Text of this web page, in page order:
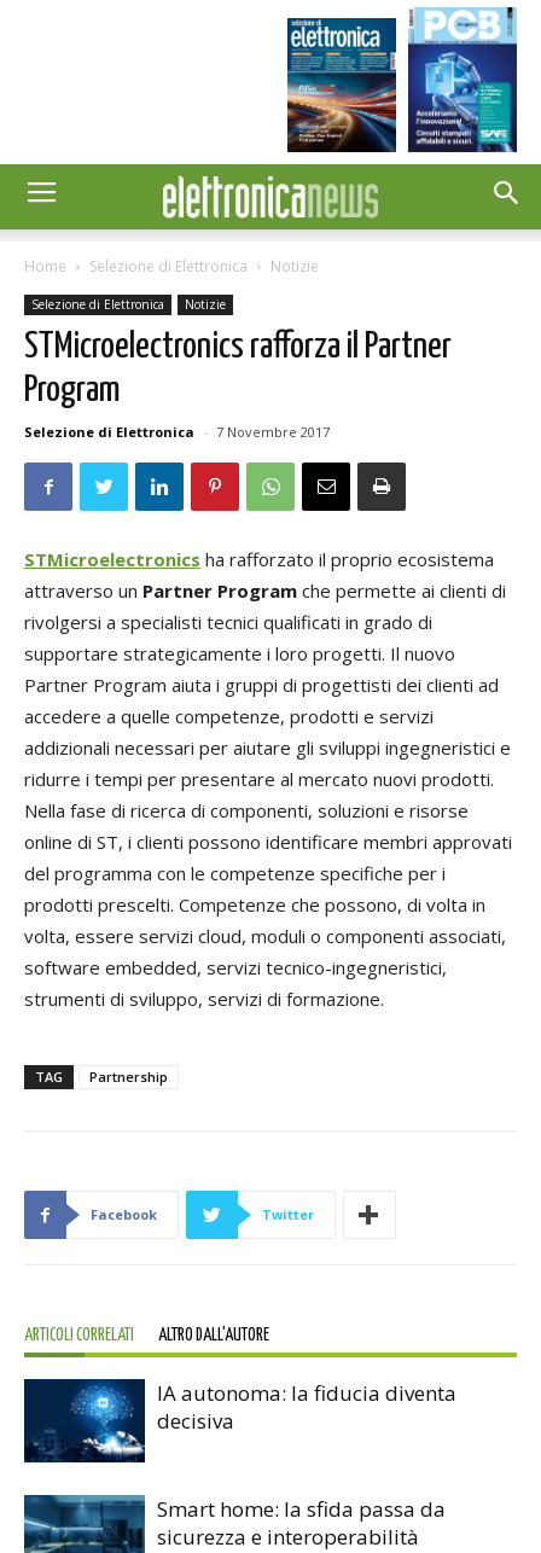
Home Selezione di Elettronica Notizie
Selezione di Elettronica Notizie
STMicroelectronics rafforza il Partner
Program
Selezione di Elettronica - 7 Novembre 2017
STMicroelectronics ha rafforzato il proprio ecosistema
attraverso un Partner Program che permette ai clienti di
rivolgersi a specialisti tecnici qualificati in grado di
supportare strategicamente i loro progetti. Il nuovo
Partner Program aiuta i gruppi di progettisti dei clienti ad
accedere a quelle competenze, prodotti e servizi
addizionali necessari per aiutare gli sviluppi ingegneristici e
ridurre i tempi per presentare al mercato nuovi prodotti.
Nella fase di ricerca di componenti, soluzioni e risorse
online di ST, i clienti possono identificare membri approvati
del programma con le competenze specifiche per i
prodotti prescelti. Competenze che possono, di volta in
volta, essere servizi cloud, moduli o componenti associati,
software embedded, servizi tecnico-ingegneristici,
strumenti di sviluppo, servizi di formazione.
TAG Partnership
Facebook Twitter
ARTICOLI CORRELATI ALTRO DALL'AUTORE
IA autonoma: la fiducia diventa
decisiva
Smart home: la sfida passa da
sicurezza e interoperabilità